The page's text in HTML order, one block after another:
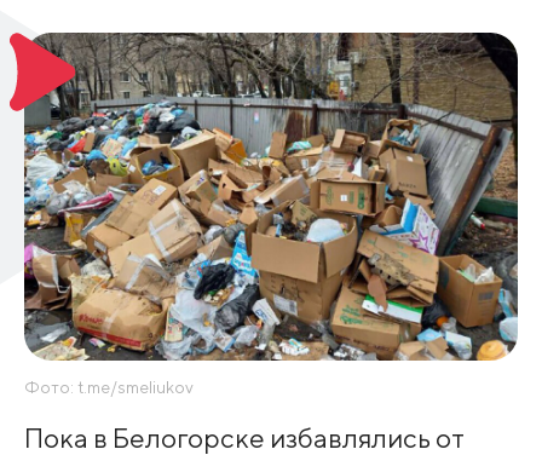
Фото: t.me/smeliukov
Пока в Белогорске избавлялись от